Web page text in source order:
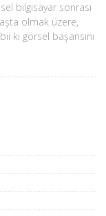
bilgisayar sonrası
olmak üzere,
ki görsel başarısını